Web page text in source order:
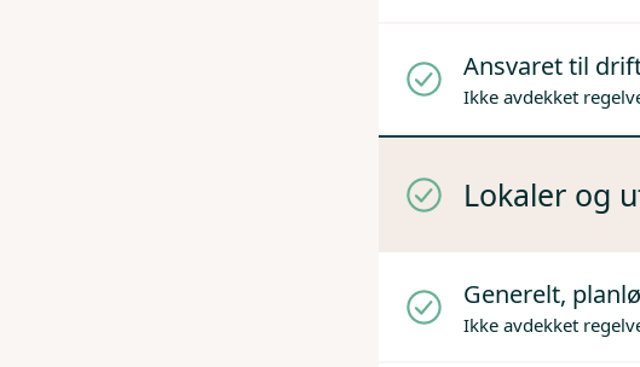
Ansvaret til
Ikke avdekket
Lokaler og
Generelt,
Ikke avdekket